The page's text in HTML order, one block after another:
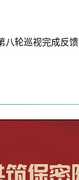
八轮巡视完成反馈